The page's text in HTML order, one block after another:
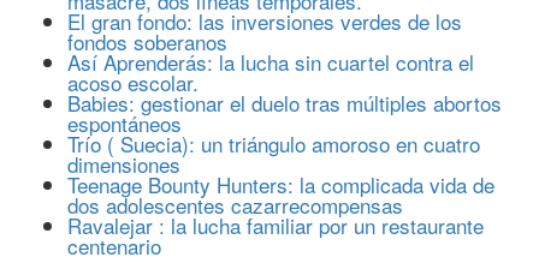
El gran fondo: las inversiones verdes de los
fondos soberanos
Así Aprenderás: la lucha sin cuartel contra el
acoso escolar.
Babies: gestionar el duelo tras múltiples abortos
espontáneos
Trío ( Suecia): un triángulo amoroso en cuatro
dimensiones
Teenage Bounty Hunters: la complicada vida de
dos adolescentes cazarrecompensas
Ravalejar : la lucha familiar por un restaurante
centenario